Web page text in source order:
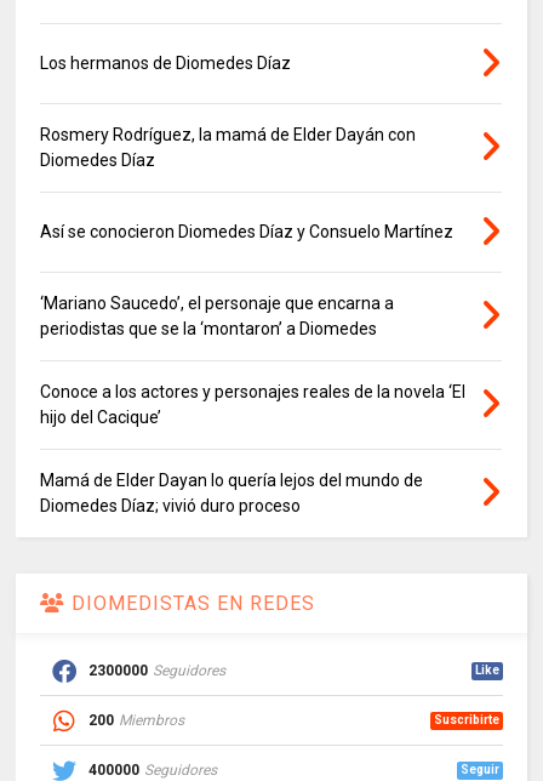
Los hermanos de Diomedes Díaz
Rosmery Rodríguez, la mamá de Elder Dayán con
Diomedes Díaz
Así se conocieron Diomedes Díaz y Consuelo Martínez
‘Mariano Saucedo’, el personaje que encarna a
periodistas que se la ‘montaron’ a Diomedes
Conoce a los actores y personajes reales de la novela ‘El
hijo del Cacique’
Mamá de Elder Dayan lo quería lejos del mundo de
Diomedes Díaz; vivió duro proceso
DIOMEDISTAS EN REDES
2300000 Seguidores Like
200 Miembros Suscribirte
400000 Seguidores Seguir